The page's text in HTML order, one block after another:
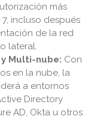
más
incluso después
de la red
lateral.
Multi-nube: Con
en la nube, la
a entornos
Directory
AD, Okta u otros